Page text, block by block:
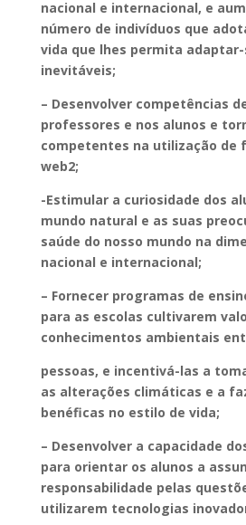
nacional e internacional, e
número de indivíduos que
vida que lhes permita
inevitáveis;
– Desenvolver competências
professores e nos alunos e
competentes na utilização de
web2;
-Estimular a curiosidade dos
mundo natural e as suas
saúde do nosso mundo na
nacional e internacional;
– Fornecer programas de
para as escolas cultivarem
conhecimentos ambientais
pessoas, e incentivá-las a
as alterações climáticas e a
benéficas no estilo de vida;
– Desenvolver a capacidade
para orientar os alunos a
responsabilidade pelas
utilizarem tecnologias